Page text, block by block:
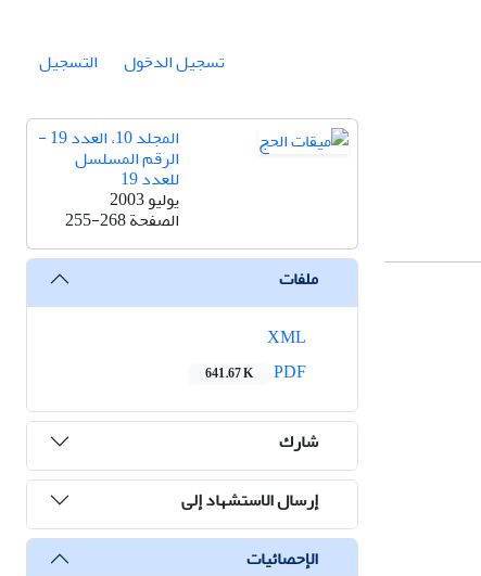
تسجيل الدخول التسجيل
المجلد 10، العدد 19 -
الرقم المسلسل
للعدد 19
يوليو 2003
الصفحة255-268
ملفات
641.67 K
شارك
إرسال الاستشهاد إلى
الإحصائيات